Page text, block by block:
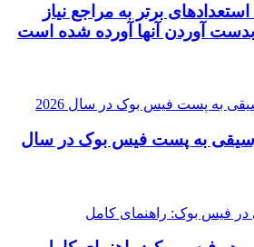
برتر به مراجع نیاز
بدست آوردن آنها آورده شده است
به پست فیس بوک در سال